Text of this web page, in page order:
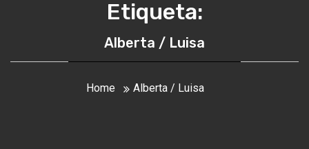
Etiqueta:
Alberta / Luisa
Home Alberta / Luisa